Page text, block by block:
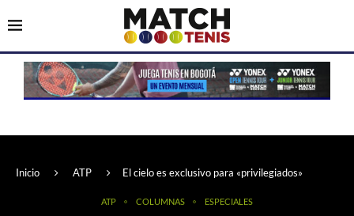
Inicio ATP El cielo es exclusivo para «privilegiados»
ATP COLUMNAS ESPECIALES